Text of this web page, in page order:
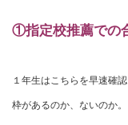
①指定校推薦での
１年生はこちらを早速確認
枠があるのか、ないのか。